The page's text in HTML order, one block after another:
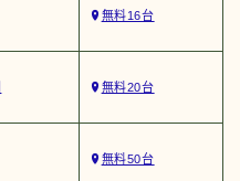
無料16台
無料20台
無料50台